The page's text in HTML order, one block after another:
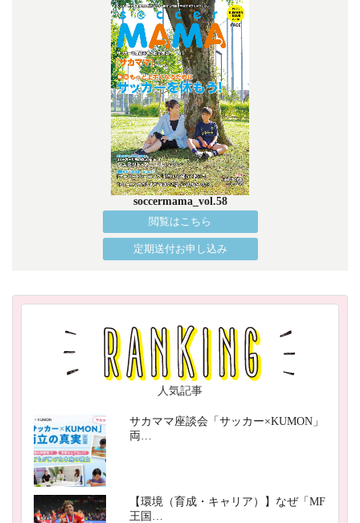
soccermama_vol.58
閲覧はこちら
定期送付お申し込み
人気記事
サカママ座談会「サッカー×KUMON」
両…
【環境（育成・キャリア）】なぜ「MF
王国…